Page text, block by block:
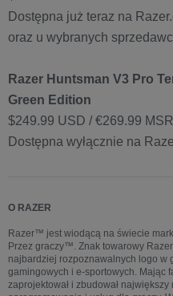
Dostępna już teraz na
oraz u wybranych
Razer Huntsman V3 Pro
Green Edition
$249.99 USD / €269.99
Dostępna wyłącznie na
O RAZER
Razer™ jest wiodącą na świecie
Przez graczy™. Znak towarowy
najbardziej rozpoznawalnych logo w
gamingowych i e-sportowych. Mając
zaprojektował i zbudował